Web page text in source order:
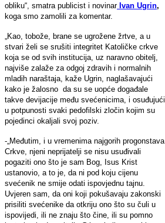
obliku“, smatra publicist i novinar Ivan Ugrin,
koga smo zamolili za komentar.
„Kao, tobože, brane se ugrožene žrtve, a u
stvari želi se srušiti integritet Katoličke crkve
koja se od svih institucija, uz naravno obitelj,
najviše zalaže za odgoj zdravih i normalnih
mladih naraštaja, kaže Ugrin, naglašavajući
kako je žalosno da su se uopće događale
takve devijacije među svećenicima, i osuđujući
u potpunosti svaki pedofilski zločin kojim su
pojedinci okaljali svoj poziv.
-„Međutim, i u vremenima najgorih progonstava
Crkve, njeni neprijatelji se nisu usuđivali
pogaziti ono što je sam Bog, Isus Krist
ustanovio, a to je, da ni pod koju cijenu
svećenik ne smije odati ispovjednu tajnu.
Uvjeren sam, da oni koji pokušavaju zakonski
prisiliti svećenike da otkriju ono što su čuli u
ispovijedi, ili ne znaju što čine, ili su pomno